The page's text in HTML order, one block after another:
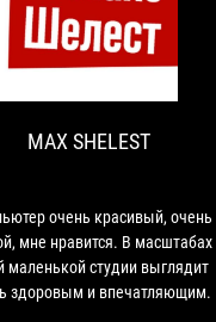
MAX SHELEST
очень красивый, очень
мне нравится. В масштабах
маленькой студии выглядит
здоровым и впечатляющим.